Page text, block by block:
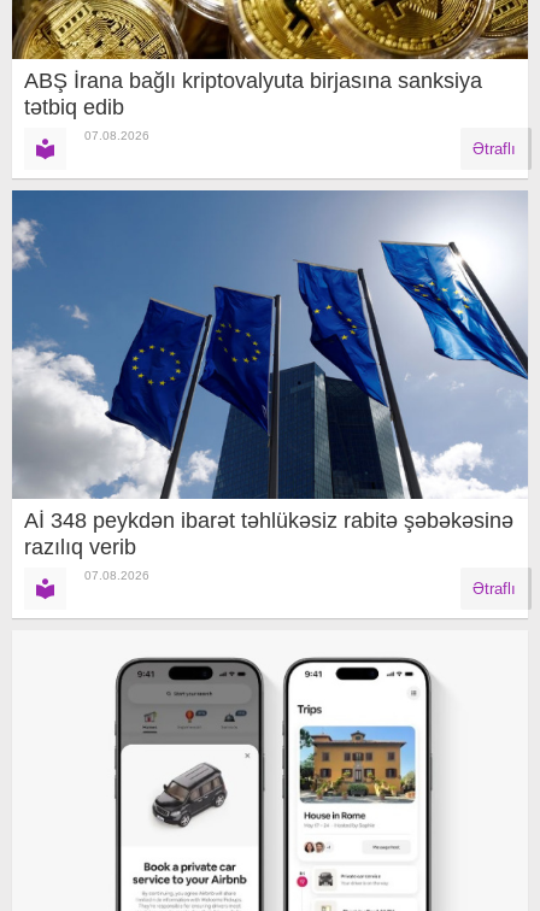
ABŞ İrana bağlı kriptovalyuta birjasına sanksiya
tətbiq edib
07.08.2026
Ətraflı
Aİ 348 peykdən ibarət təhlükəsiz rabitə şəbəkəsinə
razılıq verib
07.08.2026
Ətraflı